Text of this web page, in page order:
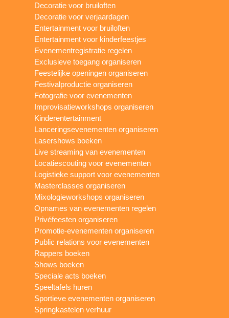
Decoratie voor bruiloften
Decoratie voor verjaardagen
Entertainment voor bruiloften
Entertainment voor kinderfeestjes
Evenementregistratie regelen
Exclusieve toegang organiseren
Feestelijke openingen organiseren
Festivalproductie organiseren
Fotografie voor evenementen
Improvisatieworkshops organiseren
Kinderentertainment
Lanceringsevenementen organiseren
Lasershows boeken
Live streaming van evenementen
Locatiescouting voor evenementen
Logistieke support voor evenementen
Masterclasses organiseren
Mixologieworkshops organiseren
Opnames van evenementen regelen
Privéfeesten organiseren
Promotie-evenementen organiseren
Public relations voor evenementen
Rappers boeken
Shows boeken
Speciale acts boeken
Speeltafels huren
Sportieve evenementen organiseren
Springkastelen verhuur